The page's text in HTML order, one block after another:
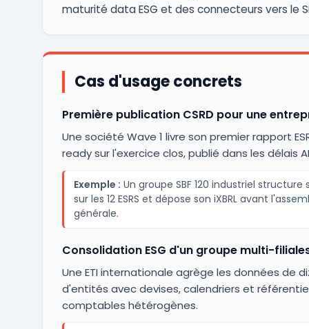
maturité data ESG et des connecteurs vers le
Cas d'usage concrets
Première publication CSRD pour une
Une société Wave 1 livre son premier rapport
ready sur l'exercice clos, publié dans les délais
Exemple : Un groupe SBF 120 industriel structure
sur les 12 ESRS et dépose son iXBRL avant
générale.
Consolidation ESG d'un groupe multi-
Une ETI internationale agrège les données de
d'entités avec devises, calendriers et
comptables hétérogènes.